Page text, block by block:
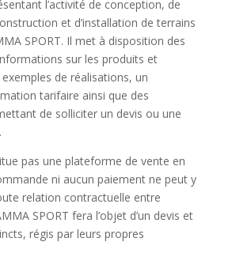
l’activité de conception, de
et d’installation de terrains
SPORT. Il met à disposition des
sur les produits et
de réalisations, un
tarifaire ainsi que des
de solliciter un devis ou une
pas une plateforme de vente en
ni aucun paiement ne peut y
relation contractuelle entre
SPORT fera l’objet d’un devis et
régis par leurs propres